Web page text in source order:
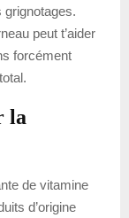
grignotages.
peut t’aider
forcément
la
de vitamine
d’origine